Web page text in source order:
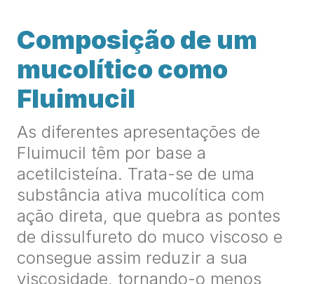
Composição de um
mucolítico como
Fluimucil
As diferentes apresentações de
Fluimucil têm por base a
acetilcisteína. Trata-se de uma
substância ativa mucolítica com
ação direta, que quebra as pontes
de dissulfureto do muco viscoso e
consegue assim reduzir a sua
viscosidade, tornando-o menos